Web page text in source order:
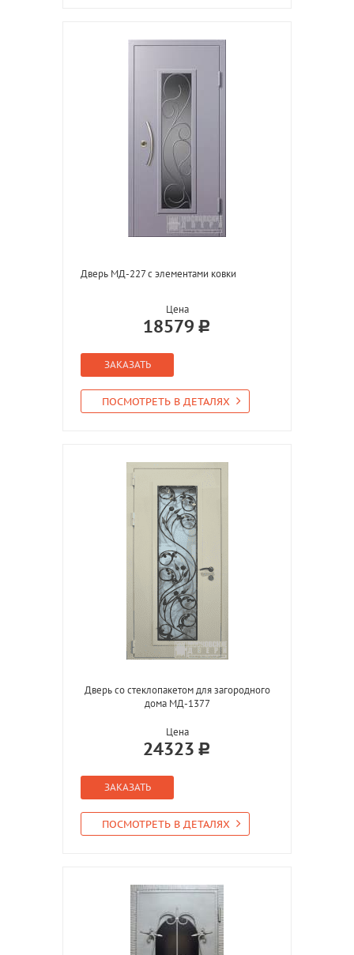
Дверь МД-227 с элементами ковки
Цена
18579
ЗАКАЗАТЬ
ПОСМОТРЕТЬ В ДЕТАЛЯХ
Дверь со стеклопакетом для загородного
дома МД-1377
Цена
24323
ЗАКАЗАТЬ
ПОСМОТРЕТЬ В ДЕТАЛЯХ